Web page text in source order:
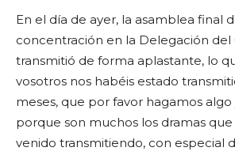
En el día de ayer, la asamblea final
concentración en la Delegación del
transmitió de forma aplastante, lo
vosotros nos habéis estado
meses, que por favor hagamos
porque son muchos los dramas
venido transmitiendo, con especial